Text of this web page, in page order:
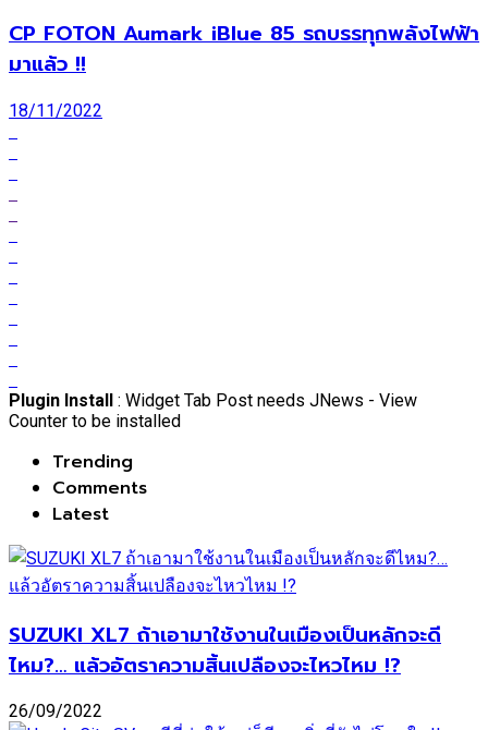
CP FOTON Aumark iBlue 85 รถบรรทุกพลังไฟฟ้า
มาแล้ว !!
18/11/2022
Plugin Install : Widget Tab Post needs JNews - View
Counter to be installed
Trending
Comments
Latest
SUZUKI XL7 ถ้าเอามาใช้งานในเมืองเป็นหลักจะดี
ไหม?… แล้วอัตราความสิ้นเปลืองจะไหวไหม !?
26/09/2022